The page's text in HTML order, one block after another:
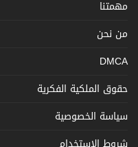
مهمتنا
من نحن
DMCA
حقوق الملكية الفكرية
سياسة الخصوصية